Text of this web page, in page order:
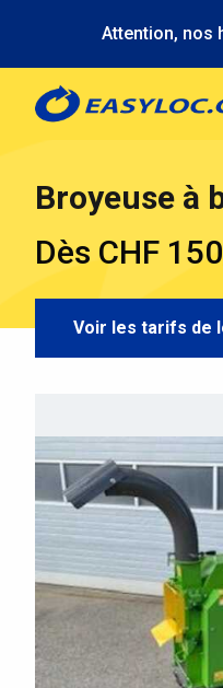
contenu
principal
Attention, nos
Broyeuse à
Dès CHF
Voir les tarifs de